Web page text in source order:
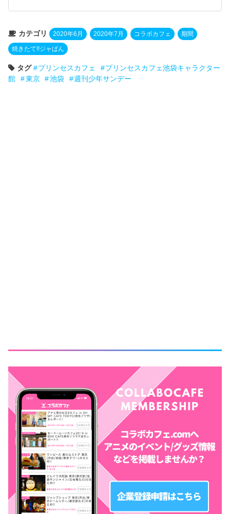
カテゴリ 2020年6月 2020年7月 コラボカフェ 期間
焼きたて!!ジャぱん
タグ プリンセスカフェ
プリンセスカフェ池袋キャラクター
館
東京 池袋 週刊少年サンデー